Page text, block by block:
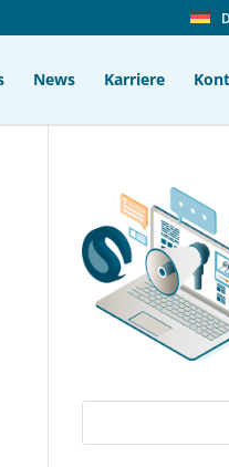
News Karriere